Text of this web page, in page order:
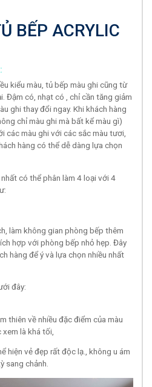
BẾP ACRYLIC
kiểu màu, tủ bếp màu ghi cũng từ
Đậm có, nhạt có , chỉ cần tăng giảm
ghi thay đổi ngay. Khi khách hàng
chỉ màu ghi mà bất kể màu gì)
các màu ghi với các sắc màu tươi,
hàng có thể dễ dàng lựa chọn
có thể phân làm 4 loại với 4
làm không gian phòng bếp thêm
hợp với phòng bếp nhỏ hẹp. Đây
hàng để ý và lựa chọn nhiều nhất
đây:
thiên về nhiều đặc điểm của màu
là khá tối,
hiện vẻ đẹp rất độc lạ., không u ám
sang chảnh.